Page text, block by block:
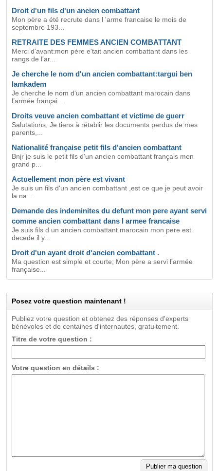
Droit d'un fils d'un ancien combattant
Mon père a été recrute dans l 'arme francaise le mois de
septembre 193...
RETRAITE DES FEMMES ANCIEN COMBATTANT
Merci d'avant:mon pére e'tait ancien combattant dans les
rangs de l'ar...
Je cherche le nom d'un ancien combattant:targui ben
lamkadem
Je cherche le nom d'un ancien combattant marocain dans
l’armée françai...
Droits veuve ancien combattant et victime de guerr
Salutations, Je tiens à rétablir les documents perdus de mes
parents,...
Nationalité française petit fils d'ancien combattant
Bnjr je suis le petit fils d'un ancien combattant français mon
grand p...
Actuellement mon père est vivant
Je suis un fils d'un ancien combattant ,est ce que je peut avoir
la na...
Demande des indeminites du defunt mon pere ayant servi
comme ancien combattant dans l armee francaise
Je suis fils d un ancien combattant marocain mon pere est
decede il y...
Droit d'un ayant droit d'ancien combattant .
Ma question est simple et courte; Mon père a servi l'armée
française...
Posez votre question maintenant !
Publiez votre question et obtenez des réponses d'experts
bénévoles et de centaines d'internautes, gratuitement.
Titre de votre question :
Votre question en détails :